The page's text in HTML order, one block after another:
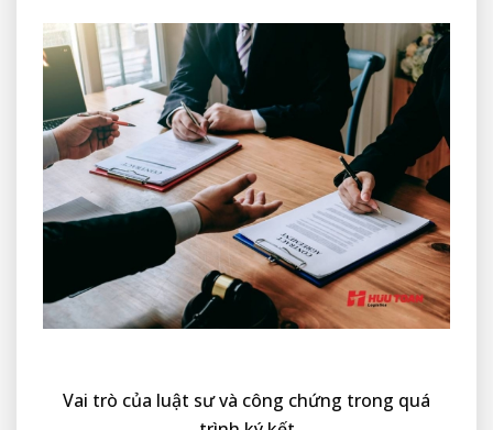
Vai trò của luật sư và công chứng trong quá